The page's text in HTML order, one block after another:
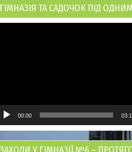
ГІМНАЗІЯ ТА САДОЧОК ПІД
00:00